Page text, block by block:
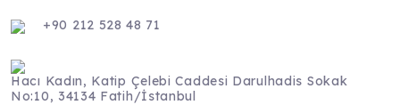
+90 212 528 48 71
Hacı Kadın, Katip Çelebi Caddesi Darulhadis Sokak
No:10, 34134 Fatih/İstanbul